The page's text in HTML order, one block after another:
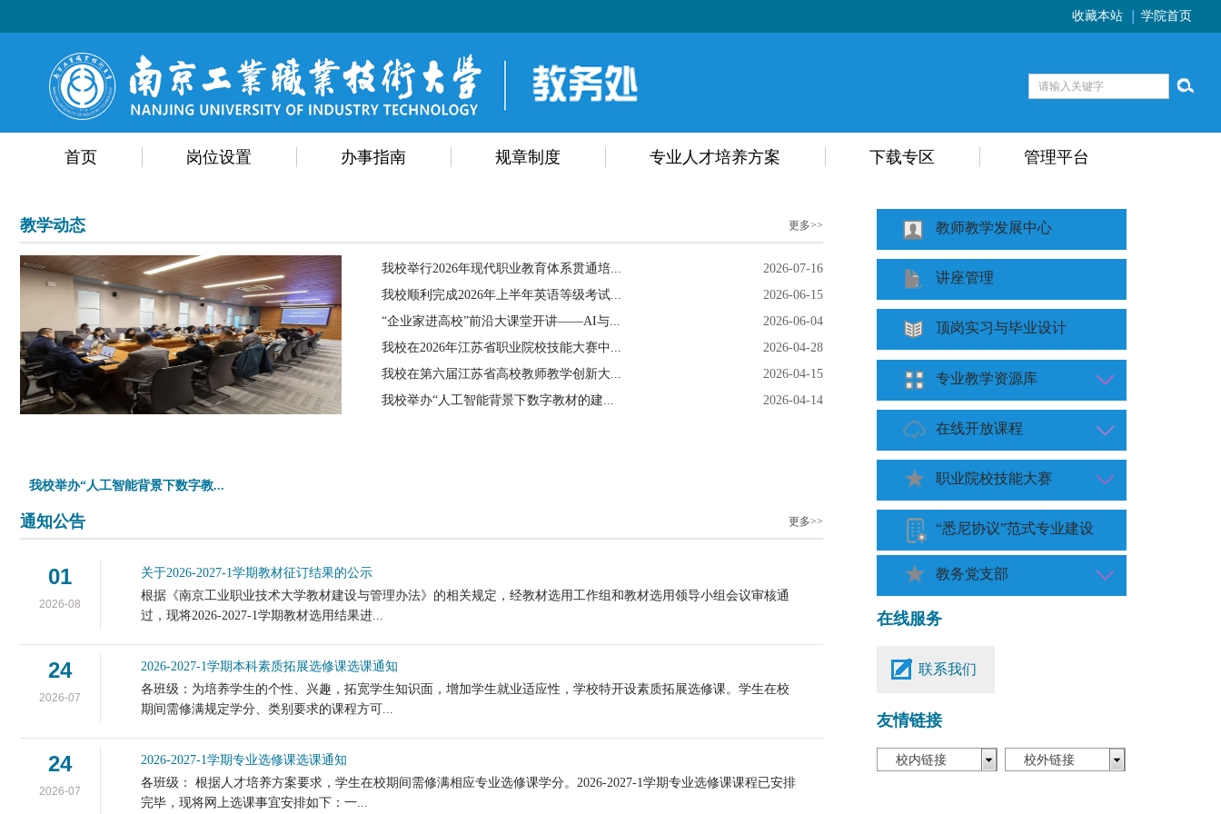
收藏本站 学院首页
首页 岗位设置 办事指南 规章制度 专业人才培养方案 下载专区 管理平台
教学动态 更多>>
我校举办“人工智能背景下数字教...
我校举行2026年现代职业教育体系贯通培...
2026-07-16
我校顺利完成2026年上半年英语等级考试...
2026-06-15
“企业家进高校”前沿大课堂开讲——AI与...
2026-06-04
我校在2026年江苏省职业院校技能大赛中...
2026-04-28
我校在第六届江苏省高校教师教学创新大...
2026-04-15
我校举办“人工智能背景下数字教材的建...
2026-04-14
通知公告 更多>>
01
2026-08
关于2026-2027-1学期教材征订结果的公示
根据《南京工业职业技术大学教材建设与管理办法》的相关规定，经教材选用工作组和教材选用领导小组会议审核通
过，现将2026-2027-1学期教材选用结果进...
24
2026-07
2026-2027-1学期本科素质拓展选修课选课通知
各班级：为培养学生的个性、兴趣，拓宽学生知识面，增加学生就业适应性，学校特开设素质拓展选修课。学生在校
期间需修满规定学分、类别要求的课程方可...
24
2026-07
2026-2027-1学期专业选修课选课通知
各班级： 根据人才培养方案要求，学生在校期间需修满相应专业选修课学分。2026-2027-1学期专业选修课课程已安排
完毕，现将网上选课事宜安排如下：一...
教师教学发展中心
讲座管理
顶岗实习与毕业设计
专业教学资源库
在线开放课程
职业院校技能大赛
“悉尼协议”范式专业建设
教务党支部
在线服务
联系我们
友情链接
校内链接 校外链接